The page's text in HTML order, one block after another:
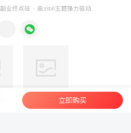
副业终点站 · 由zibll主题强力驱动.
扫码加微信立即购买